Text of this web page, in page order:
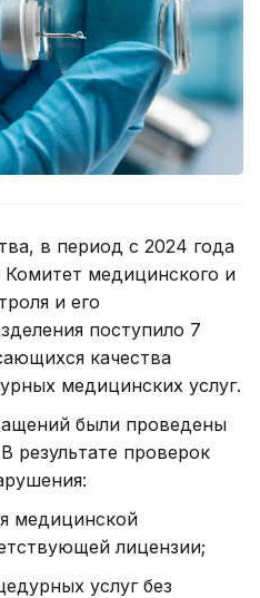
в период с 2024 года
Комитет медицинского и
и его
поступило 7
качества
медицинских услуг.
были проведены
результате проверок
медицинской
лицензии;
услуг без